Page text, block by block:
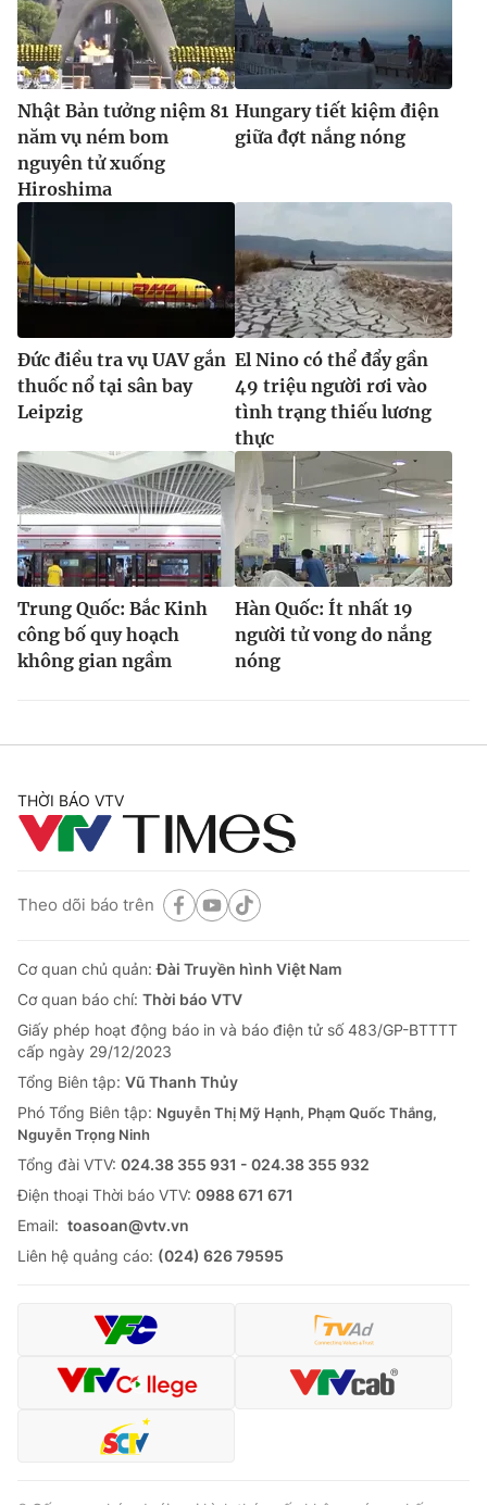
Nhật Bản tưởng niệm 81
năm vụ ném bom
nguyên tử xuống
Hiroshima
Hungary tiết kiệm điện
giữa đợt nắng nóng
Đức điều tra vụ UAV gắn
thuốc nổ tại sân bay
Leipzig
El Nino có thể đẩy gần
49 triệu người rơi vào
tình trạng thiếu lương
thực
Trung Quốc: Bắc Kinh
công bố quy hoạch
không gian ngầm
Hàn Quốc: Ít nhất 19
người tử vong do nắng
nóng
THỜI BÁO VTV
Theo dõi báo trên
Cơ quan chủ quản:Đài Truyền hình Việt Nam
Cơ quan báo chí: Thời báo VTV
Giấy phép hoạt động báo in và báo điện tử số 483/GP-BTTTT
cấp ngày 29/12/2023
Tổng Biên tập: Vũ Thanh Thủy
Phó Tổng Biên tập: Nguyễn Thị Mỹ Hạnh, Phạm Quốc Thắng,
Nguyễn Trọng Ninh
Tổng đài VTV: 024.38 355 931 - 024.38 355 932
Ðiện thoại Thời báo VTV: 0988 671 671
Email: toasoan@vtv.vn
Liên hệ quảng cáo: (024) 626 79595